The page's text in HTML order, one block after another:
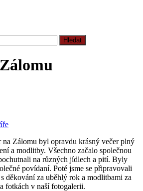
na Zálomu byl opravdu krásný večer plný
a modlitby. Všechno začalo společnou
na různých jídlech a pití. Byly
povídaní. Poté jsme se připravovali
děkování za uběhlý rok a modlitbami za
fotkách v naší fotogalerii.